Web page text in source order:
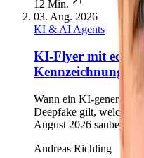
12 Min.
03. Aug. 2026
KI & AI Agents
KI-Flyer mit
Kennzeichnung
Wann ein KI-generierter
Deepfake gilt, welche
August 2026 sauber
Andreas Richling